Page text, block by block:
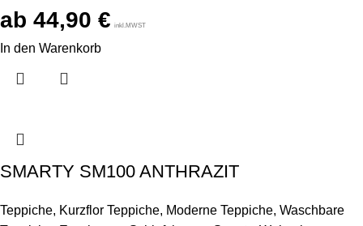
44,90 € inkl.MWST
In den Warenkorb
SMARTY SM100 ANTHRAZIT
Teppiche, Kurzflor Teppiche, Moderne Teppiche, Waschbare